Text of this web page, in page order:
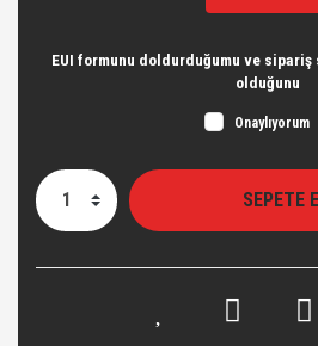
EUI formunu doldurduğumu ve sipariş
olduğunu
Onaylıyorum
SEPETE